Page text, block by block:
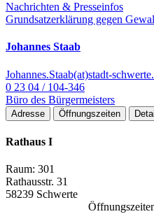
Nachrichten & Presseinfos
Grundsatzerklärung gegen
Johannes Staab
Johannes.Staab(at)stadt-
0 23 04 / 104-346
Büro des Bürgermeisters
Adresse Öffnungszeiten
Rathaus I
Raum: 301
Rathausstr. 31
58239 Schwerte